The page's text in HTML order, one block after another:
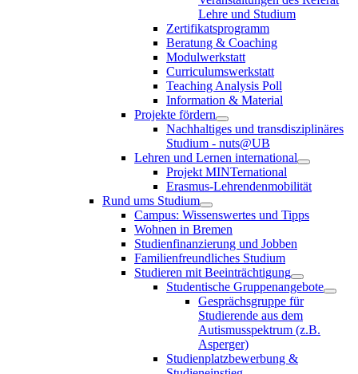
Lehre und Studium
Zertifikatsprogramm
Beratung & Coaching
Modulwerkstatt
Curriculumswerkstatt
Teaching Analysis Poll
Information & Material
Projekte fördern
Nachhaltiges und transdisziplinäres
Studium - nuts@UB
Lehren und Lernen international
Projekt MINTernational
Erasmus-Lehrendenmobilität
Rund ums Studium
Campus: Wissenswertes und Tipps
Wohnen in Bremen
Studienfinanzierung und Jobben
Familienfreundliches Studium
Studieren mit Beeinträchtigung
Studentische Gruppenangebote
Gesprächsgruppe für
Studierende aus dem
Autismusspektrum (z.B.
Asperger)
Studienplatzbewerbung &